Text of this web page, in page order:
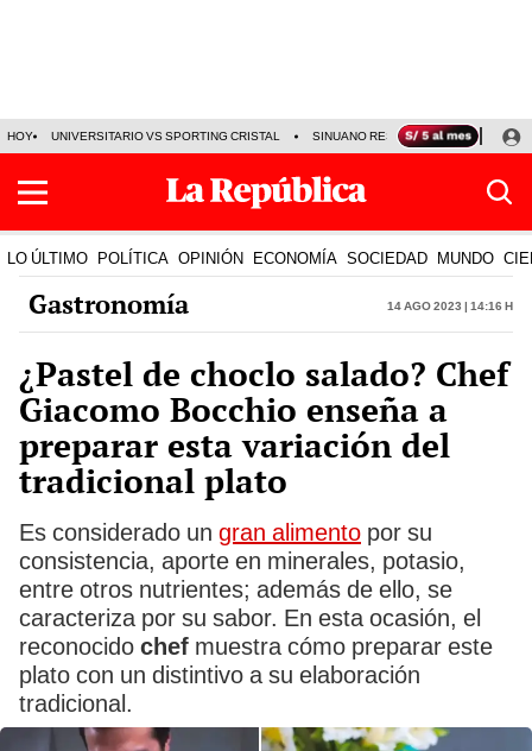
HOY UNIVERSITARIO VS SPORTING CRISTAL SINUANO RESULTADOS HOY
LO ÚLTIMO POLÍTICA OPINIÓN ECONOMÍA SOCIEDAD MUNDO
Gastronomía 14 Ago 2023 | 14:16 h
¿Pastel de choclo salado? Chef
Giacomo Bocchio enseña a
preparar esta variación del
tradicional plato
Es considerado un gran alimento por su
consistencia, aporte en minerales, potasio,
entre otros nutrientes; además de ello, se
caracteriza por su sabor. En esta ocasión, el
reconocido chef muestra cómo preparar este
plato con un distintivo a su elaboración
tradicional.